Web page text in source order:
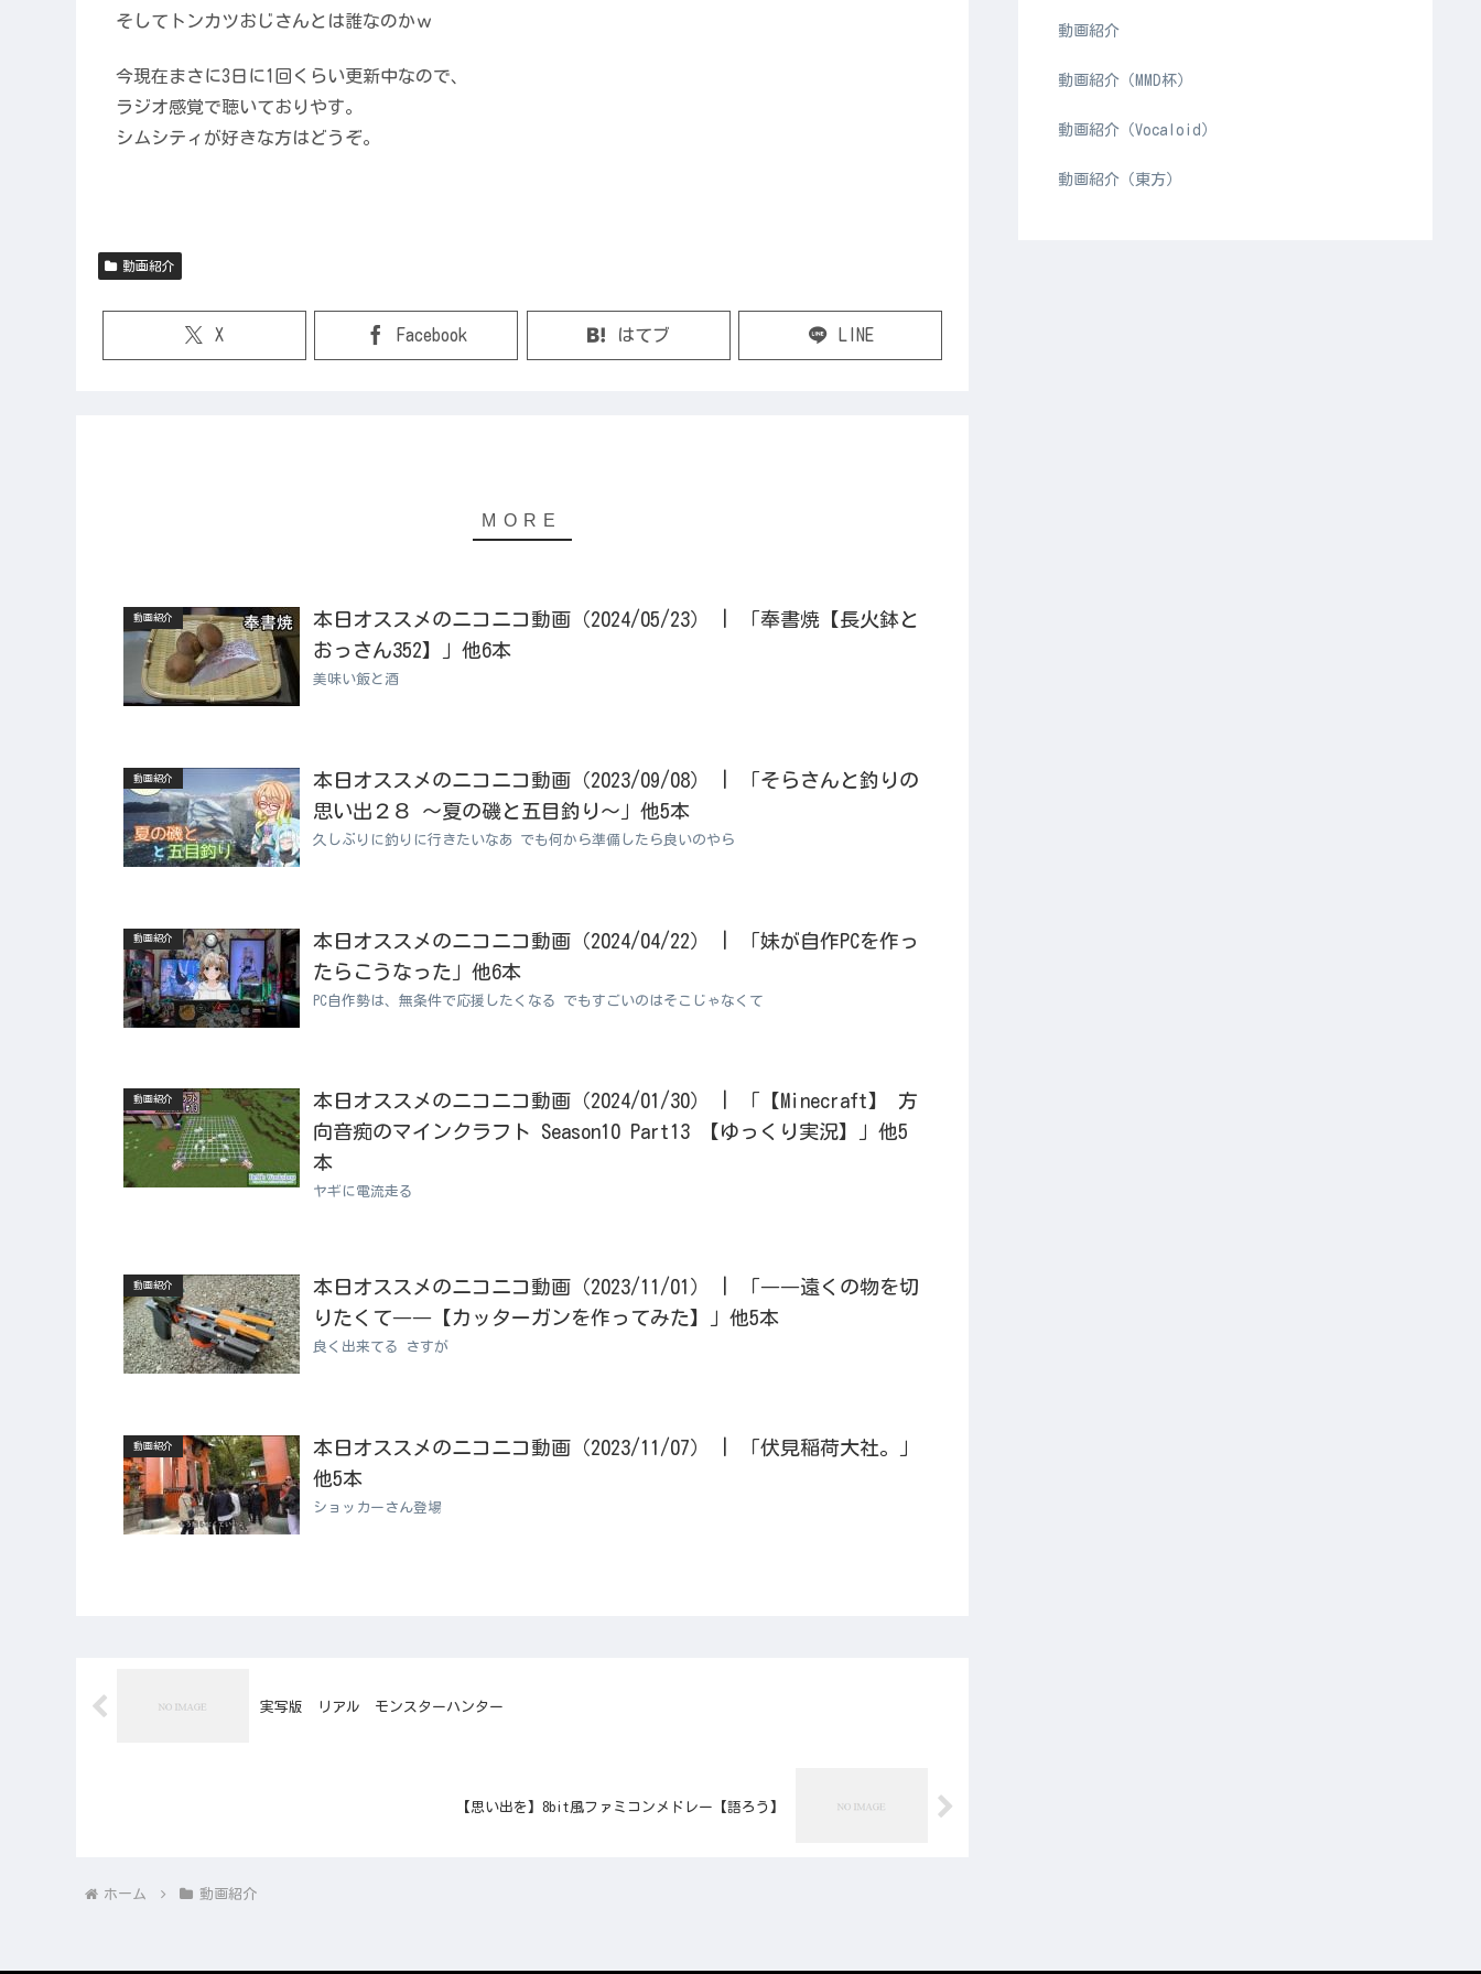
そしてトンカツおじさんとは誰なのかｗ
今現在まさに3日に1回くらい更新中なので、
ラジオ感覚で聴いておりやす。
シムシティが好きな方はどうぞ。
動画紹介
X Facebook はてブ LINE
動画紹介
本日オススメのニコニコ動画（2024/05/23） | 「奉書焼【長火鉢と
おっさん352】」他6本
美味い飯と酒
動画紹介
本日オススメのニコニコ動画（2023/09/08） | 「そらさんと釣りの
思い出２８ ～夏の磯と五目釣り～」他5本
久しぶりに釣りに行きたいなあ でも何から準備したら良いのやら
動画紹介
本日オススメのニコニコ動画（2024/04/22） | 「妹が自作PCを作っ
たらこうなった」他6本
PC自作勢は、無条件で応援したくなる でもすごいのはそこじゃなくて
動画紹介
本日オススメのニコニコ動画（2024/01/30） | 「【Minecraft】 方
向音痴のマインクラフト Season10 Part13 【ゆっくり実況】」他5
本
ヤギに電流走る
動画紹介
本日オススメのニコニコ動画（2023/11/01） | 「――遠くの物を切
りたくて――【カッターガンを作ってみた】」他5本
良く出来てる さすが
動画紹介
本日オススメのニコニコ動画（2023/11/07） | 「伏見稲荷大社。」
他5本
ショッカーさん登場
実写版 リアル モンスターハンター
【思い出を】8bit風ファミコンメドレー【語ろう】
ホーム 動画紹介
動画紹介
動画紹介（MMD杯）
動画紹介（Vocaloid）
動画紹介（東方）